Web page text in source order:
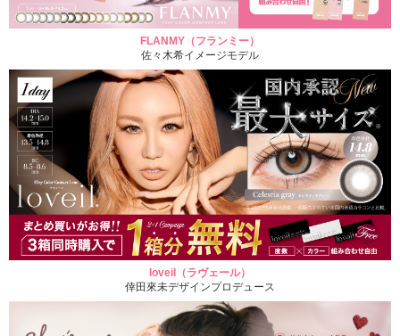
FLANMY（フランミー）
佐々木希イメージモデル
loveil（ラヴェール）
倖田來未デザインプロデュース